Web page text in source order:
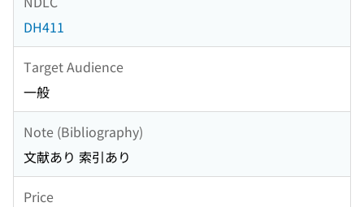
DH411
Target Audience
一般
Note (Bibliography)
文献あり 索引あり
Price